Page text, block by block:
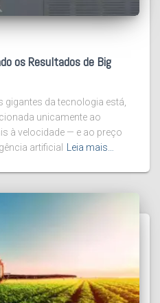
os Resultados de Big
gigantes da tecnologia está,
unicamente ao
à velocidade — e ao preço
artificial
Leia mais…